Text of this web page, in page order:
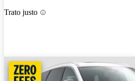
Trato justo